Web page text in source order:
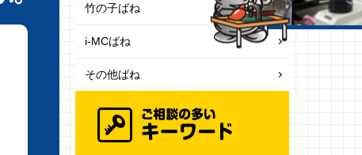
竹の子ばね
i-MCばね
その他ばね